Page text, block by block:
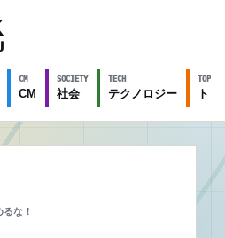
CM
CM
SOCIETY
社会
TECH
テクノロジー
TOPICS
ト
な！